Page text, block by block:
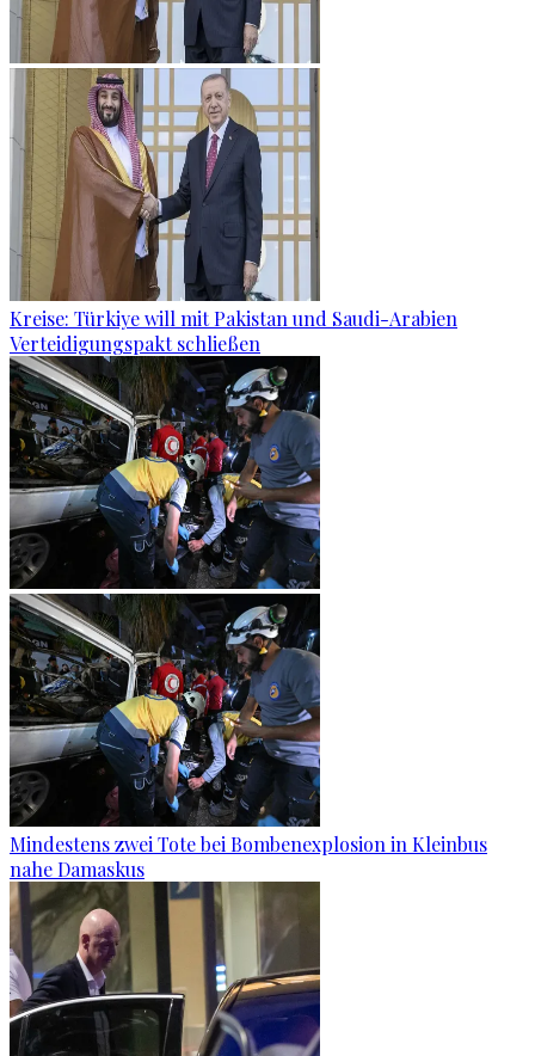
Kreise: Türkiye will mit Pakistan und Saudi-Arabien
Verteidigungspakt schließen
Mindestens zwei Tote bei Bombenexplosion in Kleinbus
nahe Damaskus